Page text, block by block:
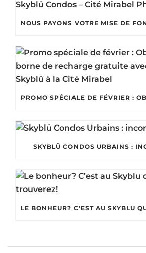
SKYBLÜ CONDOS URBAINS :